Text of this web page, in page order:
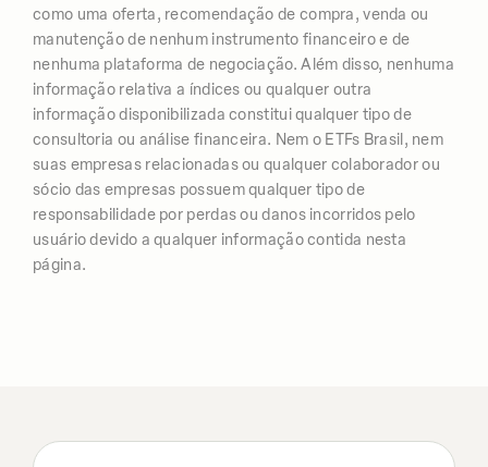
como uma oferta, recomendação de compra, venda ou
manutenção de nenhum instrumento financeiro e de
nenhuma plataforma de negociação. Além disso, nenhuma
informação relativa a índices ou qualquer outra
informação disponibilizada constitui qualquer tipo de
consultoria ou análise financeira. Nem o ETFs Brasil, nem
suas empresas relacionadas ou qualquer colaborador ou
sócio das empresas possuem qualquer tipo de
responsabilidade por perdas ou danos incorridos pelo
usuário devido a qualquer informação contida nesta
página.